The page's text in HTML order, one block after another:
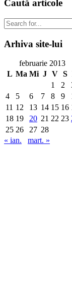
Caută articole
Arhiva site-lui
februarie 2013
L Ma Mi J V S
1
2
4
5 6 7 8 9
11 12 13 14 15 16
18 19 20 21 22 23
25 26 27 28
« ian.
mart. »